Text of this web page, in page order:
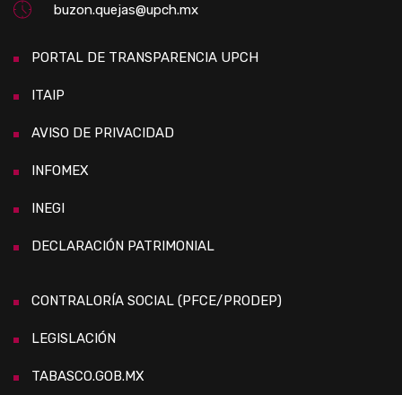
buzon.quejas@upch.mx
PORTAL DE TRANSPARENCIA UPCH
ITAIP
AVISO DE PRIVACIDAD
INFOMEX
INEGI
DECLARACIÓN PATRIMONIAL
CONTRALORÍA SOCIAL (PFCE/PRODEP)
LEGISLACIÓN
TABASCO.GOB.MX